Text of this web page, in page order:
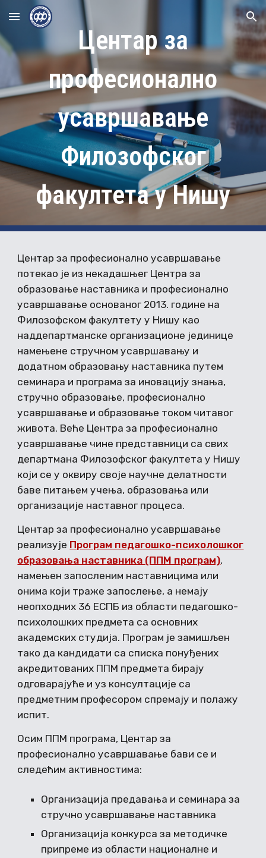
Skip to main content Skip to navigation
Центар за
професионално
усавршавање
Филозофског
факултета у Нишу
Центар за професионално усавршавање
потекао је из некадашњег Центра за
образовање наставника и професионално
усавршавање основаног 2013. године на
Филозофском факултету у Нишу као
наддепартманске организационе јединице
намењене стручном усавршавању и
додатном образовању наставника путем
семинара и програма за иновацију знања,
стручно образовање, професионално
усавршавање и образовање током читавог
живота. Веће Центра за професионално
усавршавање чине представници са свих
департмана Филозофског факултета у Нишу
који се у оквиру своје научне делатности
баве питањем учења, образовања или
организације наставног процеса.
Центар за професионално усавршавање
реализује Програм педагошко-психолошког
образовања наставника (ППМ програм),
намењен запосленим наставницима или
онима који траже запослење, а немају
неопходних 36 ЕСПБ из области педагошко-
психолошких предмета са основних
академских студија. Програм је замишљен
тако да кандидати са списка понуђених
акредитованих ППМ предмета бирају
одговарајуће и уз консултације са
предметним професором спремају и полажу
испит.
Осим ППМ програма, Центар за
професионално усавршавање бави се и
следећим активностима:
Организација предавања и семинара за
стручно усавршавање наставника
Организација конкурса за методичке
припреме из области националне и